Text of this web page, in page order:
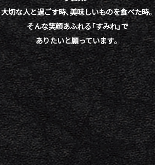
大切な人と過ごす時、美味しいものを食べた時。
そんな笑顔あふれる「すみれ」で
ありたいと願っています。